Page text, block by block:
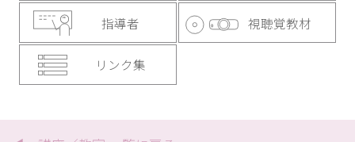
指導者 視聴覚教材
リンク集